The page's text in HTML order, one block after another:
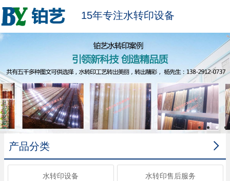
15年专注水转印设备

产品分类
水转印设备 水转印售后服务